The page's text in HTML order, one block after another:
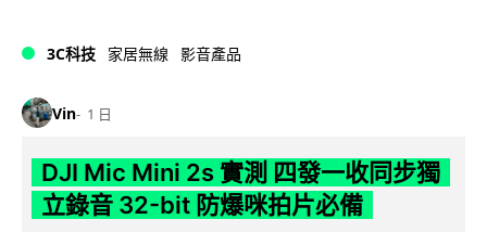
3C科技 家居無線 影音產品
Vin 1 日
DJI Mic Mini 2s 實測 四發一收同步獨
立錄音 32-bit 防爆咪拍片必備